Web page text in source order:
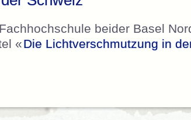
beider Basel
«Die Lichtverschmutzung in